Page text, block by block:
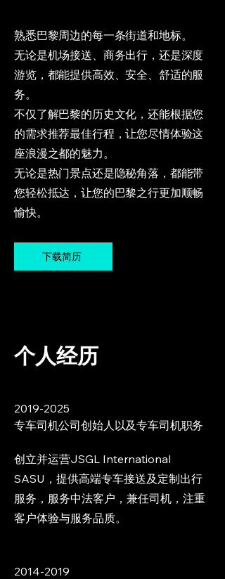
熟悉巴黎周边的每一条街道和地标。
无论是机场接送、商务出行，还是深度
游览，都能提供高效、安全、舒适的服
务。
不仅了解巴黎的历史文化，还能根据您
的需求推荐最佳行程，让您尽情体验这
座浪漫之都的魅力。
无论是热门景点还是隐秘角落，都能带
您轻松抵达，让您的巴黎之行更加顺畅
愉快。
下载简历
个人经历
2019-2025
专车司机公司创始人以及专车司机职务
创立并运营JSGL International
SASU，提供高端专车接送及定制出行
服务，服务中法客户，兼任司机，注重
客户体验与服务品质。
2014-2019